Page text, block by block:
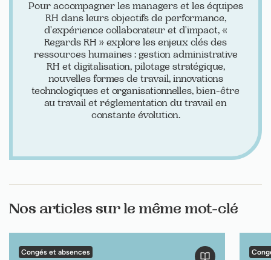
Pour accompagner les managers et les équipes
RH dans leurs objectifs de performance,
d'expérience collaborateur et d'impact, «
Regards RH » explore les enjeux clés des
ressources humaines : gestion administrative
RH et digitalisation, pilotage stratégique,
nouvelles formes de travail, innovations
technologiques et organisationnelles, bien-être
au travail et réglementation du travail en
constante évolution.
Nos articles sur le même mot-clé
Congés et absences